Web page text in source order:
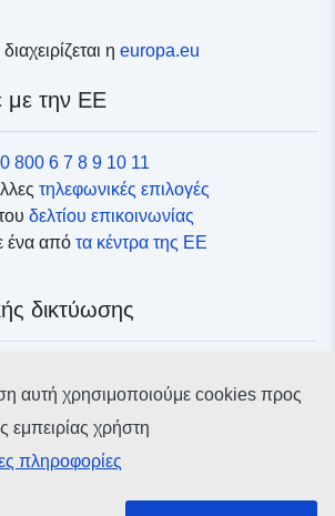
η europa.eu
με την ΕΕ
800 6 7 8 9 10 11
τηλεφωνικές επιλογές
δελτίου επικοινωνίας
ένα από τα κέντρα της ΕΕ
δικτύωσης
αυτή χρησιμοποιούμε cookies προς
εμπειρίας χρήστη
πληροφορίες